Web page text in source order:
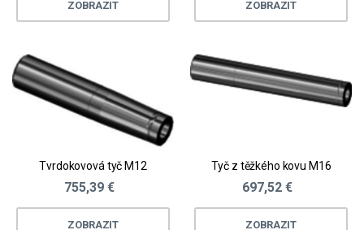
ZOBRAZIT ZOBRAZIT
Tvrdokovová tyč M12
755,39 €
ZOBRAZIT
Tyč z těžkého kovu M16
697,52 €
ZOBRAZIT